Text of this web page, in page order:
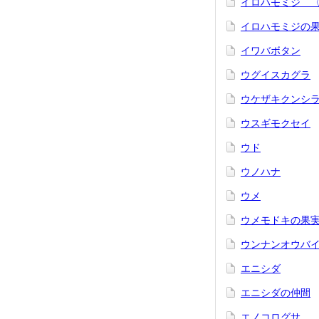
イロハモミジの
イワバボタン
ウグイスカグラ
ウケザキクンシ
ウスギモクセイ
ウド
ウノハナ
ウメ
ウメモドキの果
ウンナンオウバイ
エニシダ
エニシダの仲間